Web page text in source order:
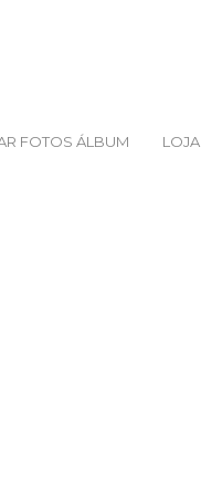
FOTOS ÁLBUM LOJA